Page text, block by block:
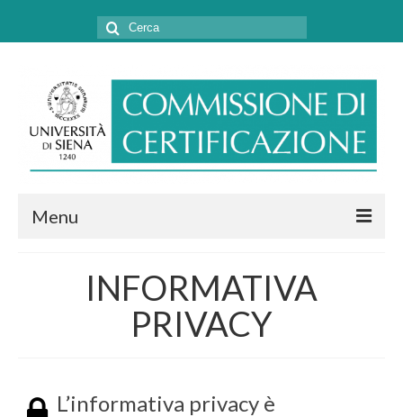
Cerca:
Menu
COSA FACCIAMO
MODULISTICA E CONVENZIONI
INFORMATIVA
PRIVACY
L’informativa privacy è